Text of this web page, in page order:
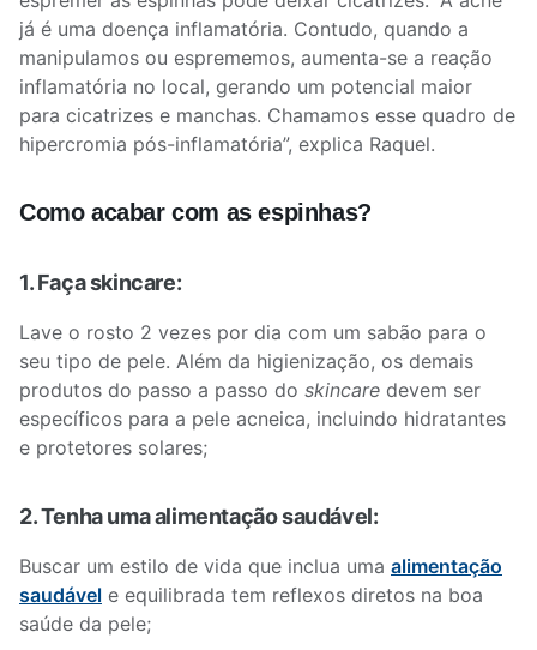
já é uma doença inflamatória. Contudo, quando a
manipulamos ou esprememos, aumenta-se a reação
inflamatória no local, gerando um potencial maior
para cicatrizes e manchas. Chamamos esse quadro de
hipercromia pós-inflamatória”, explica Raquel.
Como acabar com as espinhas?
1. Faça skincare:
Lave o rosto 2 vezes por dia com um sabão para o
seu tipo de pele. Além da higienização, os demais
produtos do passo a passo do skincare devem ser
específicos para a pele acneica, incluindo hidratantes
e protetores solares;
2. Tenha uma alimentação saudável:
Buscar um estilo de vida que inclua uma alimentação
saudável e equilibrada tem reflexos diretos na boa
saúde da pele;